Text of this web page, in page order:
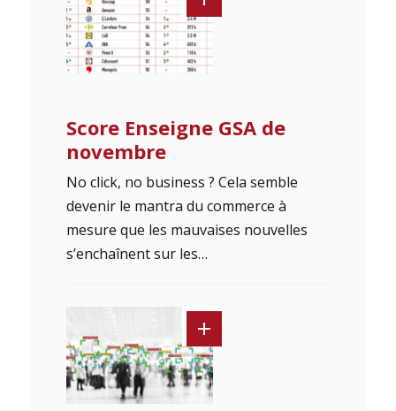
Score Enseigne GSA de
novembre
No click, no business ? Cela semble
devenir le mantra du commerce à
mesure que les mauvaises nouvelles
s’enchaînent sur les…